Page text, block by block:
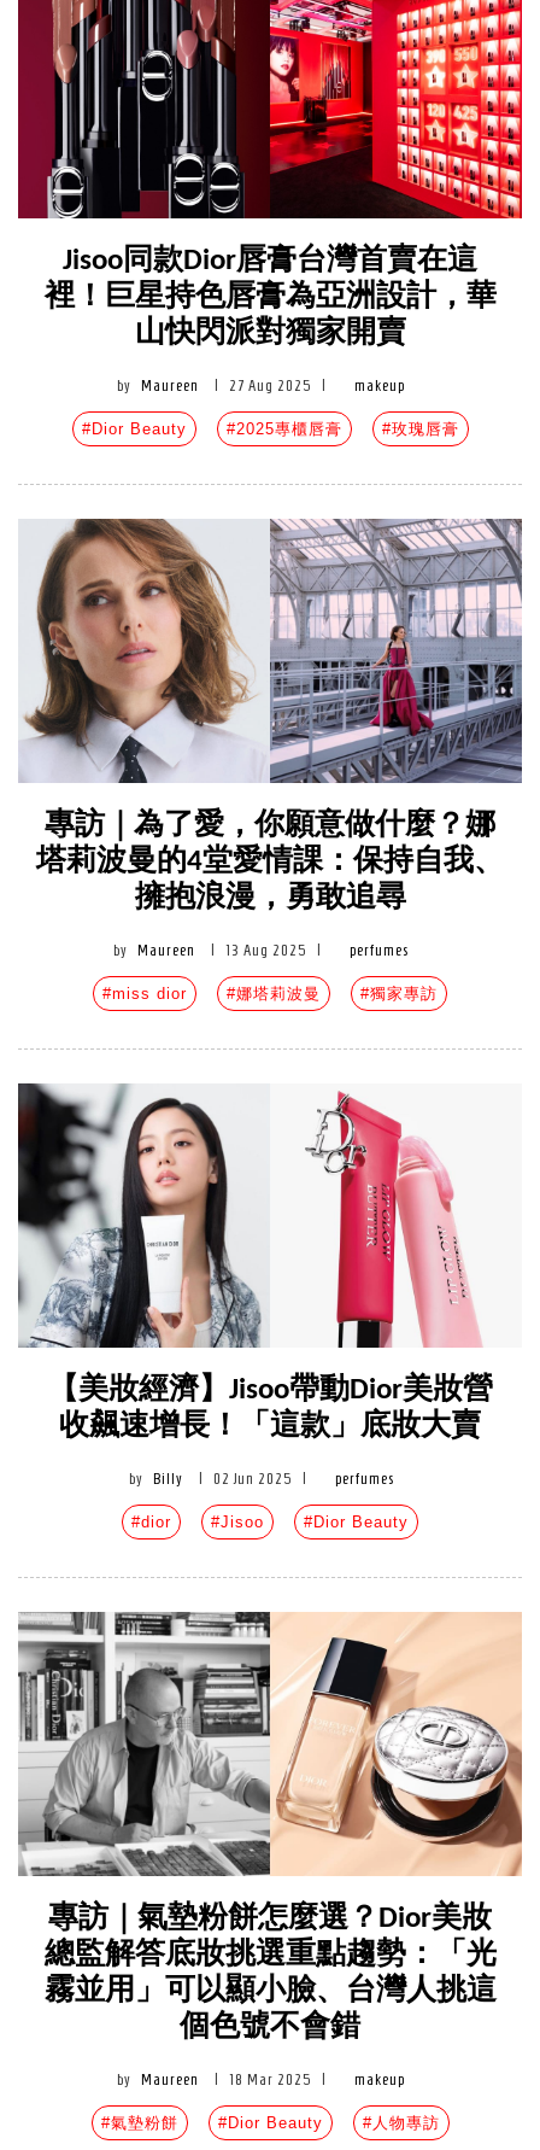
Jisoo同款Dior唇膏台灣首賣在這
裡！巨星持色唇膏為亞洲設計，華
山快閃派對獨家開賣
by Maureen 27 Aug 2025 makeup
#Dior Beauty #2025專櫃唇膏 #玫瑰唇膏
專訪｜為了愛，你願意做什麼？娜
塔莉波曼的4堂愛情課：保持自我、
擁抱浪漫，勇敢追尋
by Maureen 13 Aug 2025 perfumes
#miss dior #娜塔莉波曼 #獨家專訪
【美妝經濟】Jisoo帶動Dior美妝營
收飆速增長！「這款」底妝大賣
by Billy 02 Jun 2025 perfumes
#dior #Jisoo #Dior Beauty
專訪｜氣墊粉餅怎麼選？Dior美妝
總監解答底妝挑選重點趨勢：「光
霧並用」可以顯小臉、台灣人挑這
個色號不會錯
by Maureen 18 Mar 2025 makeup
#氣墊粉餅 #Dior Beauty #人物專訪